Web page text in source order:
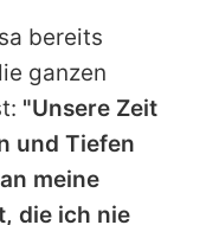
bereits
ganzen
"Unsere Zeit
und Tiefen
meine
die ich nie